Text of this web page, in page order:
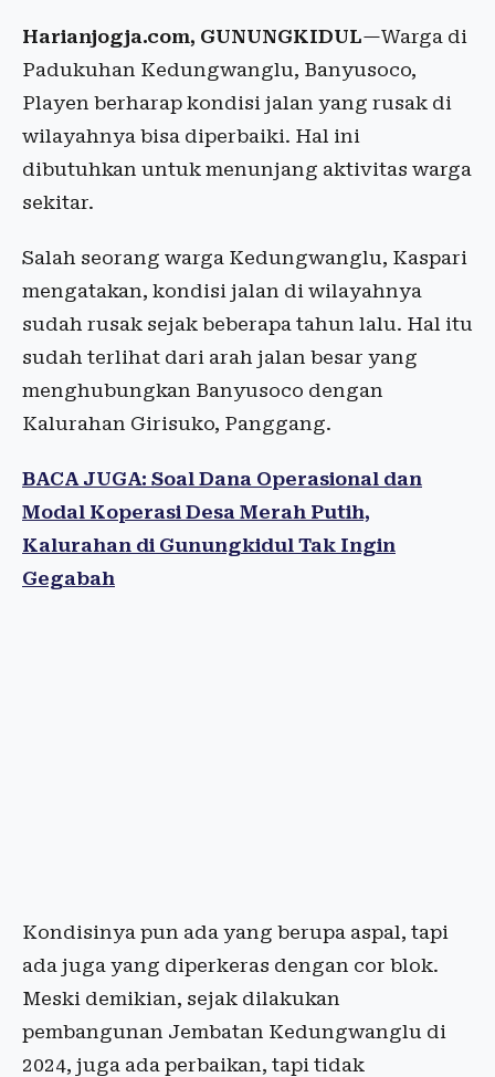
Harianjogja.com, GUNUNGKIDUL—Warga di
Padukuhan Kedungwanglu, Banyusoco,
Playen berharap kondisi jalan yang rusak di
wilayahnya bisa diperbaiki. Hal ini
dibutuhkan untuk menunjang aktivitas warga
sekitar.
Salah seorang warga Kedungwanglu, Kaspari
mengatakan, kondisi jalan di wilayahnya
sudah rusak sejak beberapa tahun lalu. Hal itu
sudah terlihat dari arah jalan besar yang
menghubungkan Banyusoco dengan
Kalurahan Girisuko, Panggang.
BACA JUGA: Soal Dana Operasional dan
Modal Koperasi Desa Merah Putih,
Kalurahan di Gunungkidul Tak Ingin
Gegabah
Kondisinya pun ada yang berupa aspal, tapi
ada juga yang diperkeras dengan cor blok.
Meski demikian, sejak dilakukan
pembangunan Jembatan Kedungwanglu di
2024, juga ada perbaikan, tapi tidak